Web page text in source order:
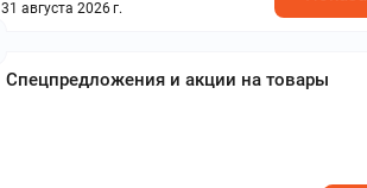
31 августа 2026 г.
Спецпредложения и акции на товары